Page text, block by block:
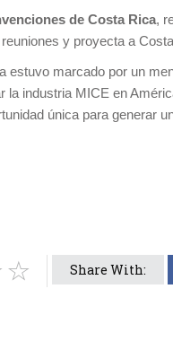
de Costa Rica,
y proyecta a
estuvo marcado por un
la industria MICE en
única para generar
Share With: